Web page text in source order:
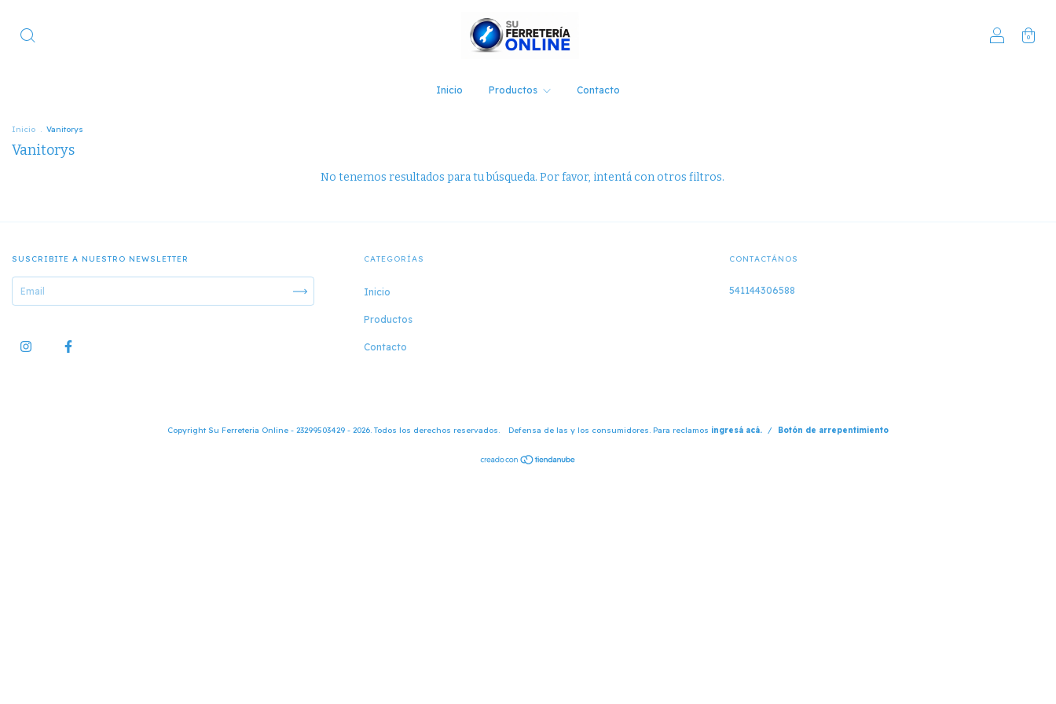
0
Inicio Productos Contacto
Inicio . Vanitorys
Vanitorys
No tenemos resultados para tu búsqueda. Por favor, intentá con otros filtros.
SUSCRIBITE A NUESTRO NEWSLETTER CATEGORÍAS
Inicio
Productos
Contacto
CONTACTÁNOS
541144306588
Copyright Su Ferreteria Online - 23299503429 - 2026. Todos los derechos reservados. Defensa de las y los consumidores. Para reclamos ingresá acá. / Botón de arrepentimiento